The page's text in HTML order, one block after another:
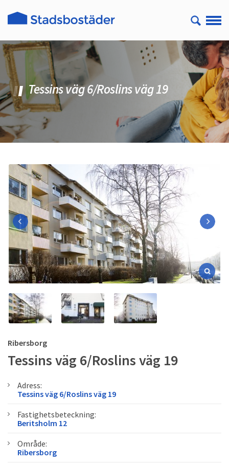
Tessins väg 6/Roslins väg 19
Ribersborg
Tessins väg 6/Roslins väg 19
Adress:
Tessins väg 6/Roslins väg 19
Fastighetsbeteckning:
Beritsholm 12
Område:
Ribersborg